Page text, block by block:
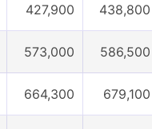
427,900 438,800
573,000 586,500
664,300 679,100